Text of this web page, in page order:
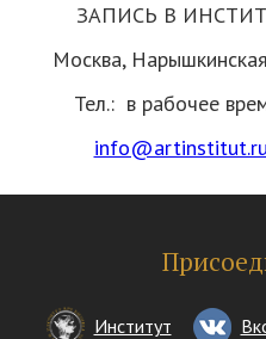
ЗАПИСЬ В
Москва,
Тел.: в рабочее
info@artinstitut.ru
Институт